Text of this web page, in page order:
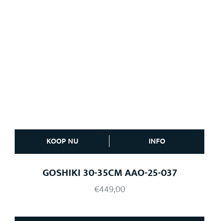
KOOP NU INFO
GOSHIKI 30-35CM AAO-25-037
€449,00